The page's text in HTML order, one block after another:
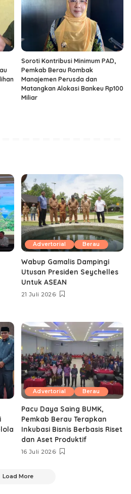
Soroti Kontribusi Minimum PAD,
Pemkab Berau Rombak
Manajemen Perusda dan
Matangkan Alokasi Bankeu Rp100
Miliar
Advertorial Berau
Wabup Gamalis Dampingi
Utusan Presiden Seychelles
Untuk ASEAN
21 Juli 2026
Advertorial Berau
Pacu Daya Saing BUMK,
Pemkab Berau Terapkan
Inkubasi Bisnis Berbasis Riset
dan Aset Produktif ‎
16 Juli 2026
Load More